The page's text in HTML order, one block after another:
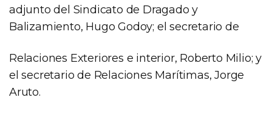
adjunto del Sindicato de Dragado y
Balizamiento, Hugo Godoy; el secretario de
Relaciones Exteriores e interior, Roberto Milio; y
el secretario de Relaciones Marítimas, Jorge
Aruto.